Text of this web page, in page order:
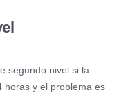
segundo nivel si la
horas y el problema es